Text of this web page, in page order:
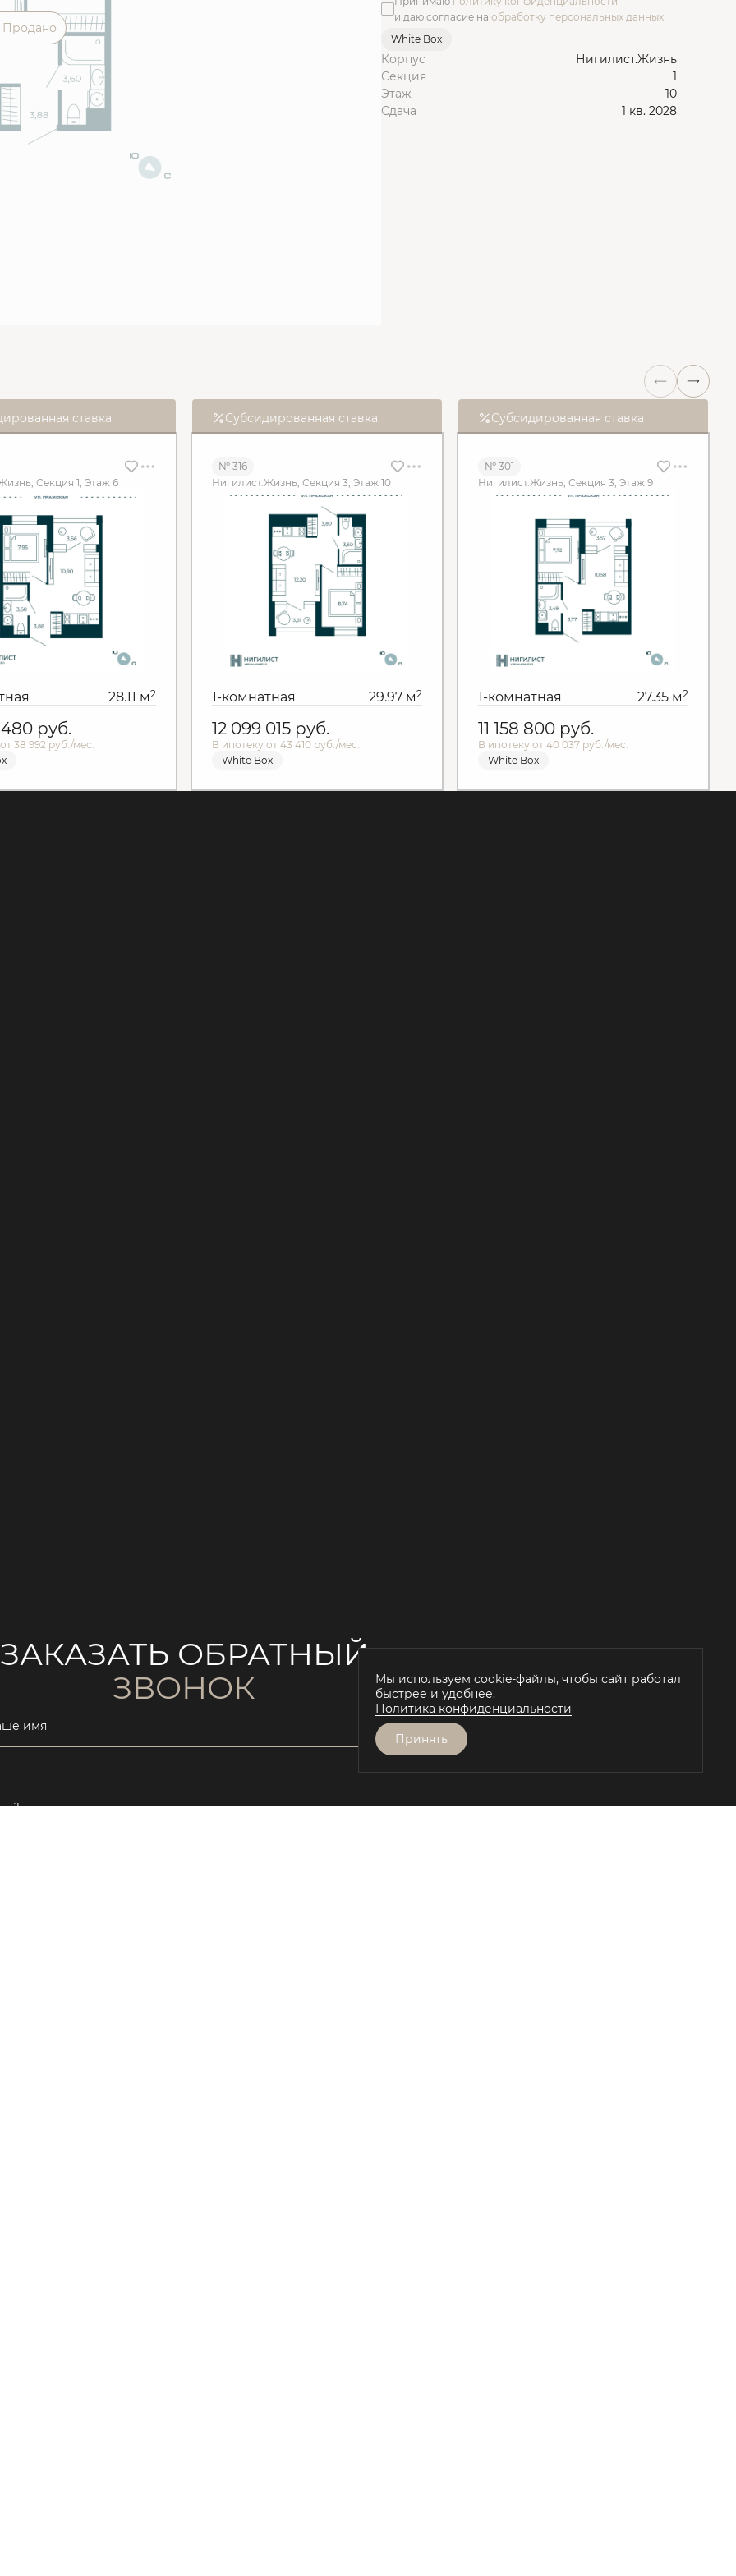
Продано
и даю согласие на обработку персональных данных
White Box
Корпус
Нигилист.Жизнь
Секция
1
Этаж
10
Сдача
1 кв. 2028
ставка
Секция 1, Этаж 6
28.11 м2
руб.
38 992 руб./мес.
Субсидированная ставка
№ 316
Нигилист.Жизнь, Секция 3, Этаж 10
1-комнатная 29.97 м2
12 099 015 руб.
В ипотеку от 43 410 руб./мес.
White Box
Субсидированная ставка
№ 301
Нигилист.Жизнь, Секция 3, Этаж 9
1-комнатная 27.35 м2
11 158 800 руб.
В ипотеку от 40 037 руб./мес.
White Box
ЗАКАЗАТЬ ОБРАТНЫЙ
ЗВОНОК
имя
Мы используем cookie-файлы, чтобы сайт работал
быстрее и удобнее.
Политика конфиденциальности
Принять